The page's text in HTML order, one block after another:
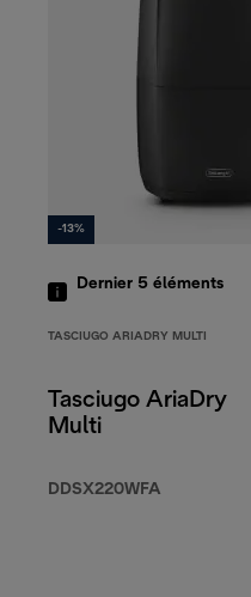
-13%
Dernier 5 éléments
TASCIUGO ARIADRY MULTI
Tasciugo AriaDry
Multi
DDSX220WFA